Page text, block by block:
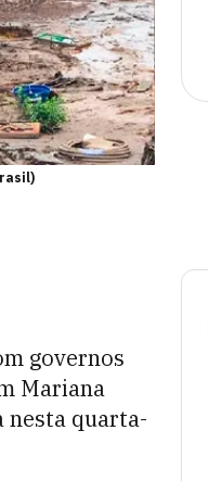
governos
Mariana
nesta quarta-